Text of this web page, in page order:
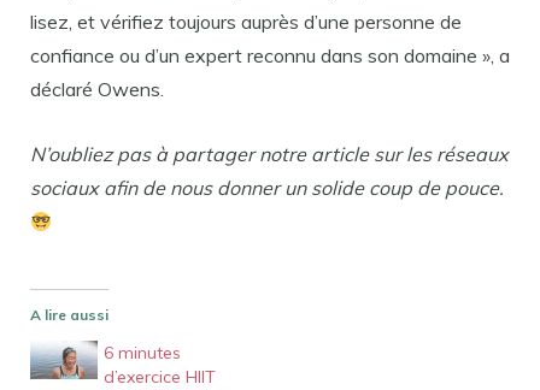
lisez, et vérifiez toujours auprès d’une personne de
confiance ou d’un expert reconnu dans son domaine », a
déclaré Owens.
N’oubliez pas à partager notre article sur les réseaux
sociaux afin de nous donner un solide coup de pouce.
A lire aussi
6 minutes
d’exercice HIIT